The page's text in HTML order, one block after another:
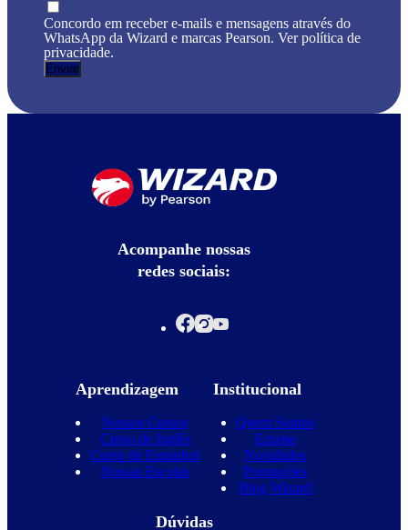
Concordo em receber e-mails e mensagens através do
WhatsApp da Wizard e marcas Pearson. Ver política de
privacidade.
Acompanhe nossas
redes sociais:
Aprendizagem
Nossos Cursos
Curso de Inglês
Curso de Espanhol
Nossas Escolas
Institucional
Quem Somos
Equipe
Novidades
Promoções
Blog Wizard
Dúvidas